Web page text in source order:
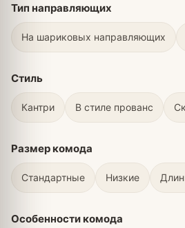
Тип направляющих
На шариковых направляющих
Стиль
Кантри В стиле прованс
Размер комода
Стандартные Низкие
Особенности комода